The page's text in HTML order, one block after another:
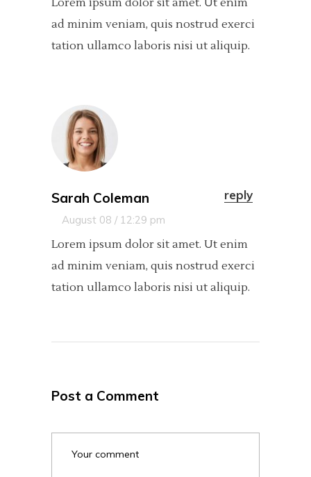
ad minim veniam, quis nostrud exerci
tation ullamco laboris nisi ut aliquip.
reply
Sarah Coleman
August 08 / 12:29 pm
Lorem ipsum dolor sit amet. Ut enim
ad minim veniam, quis nostrud exerci
tation ullamco laboris nisi ut aliquip.
Post a Comment